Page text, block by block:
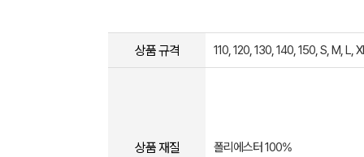
상품 규격 110, 120, 130, 140, 150, S, M, L,
상품 재질 폴리에스터 100%